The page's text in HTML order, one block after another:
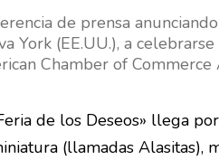
de prensa
York (EE.UU.), a
Chamber of Commerce
de los Deseos» llega
(llamadas Alasitas),